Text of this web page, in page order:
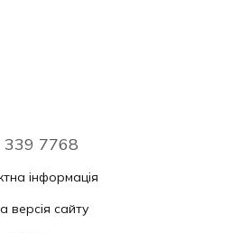
339 7768
інформація
версія сайту